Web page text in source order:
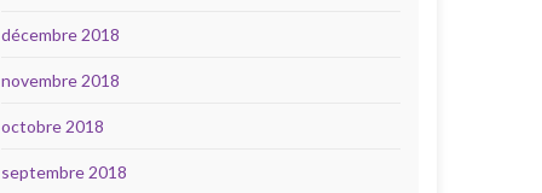
décembre 2018
novembre 2018
octobre 2018
septembre 2018